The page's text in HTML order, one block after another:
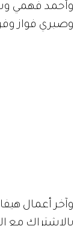
وأحمد فهمي
وصبري فواز
وآخر أعمال